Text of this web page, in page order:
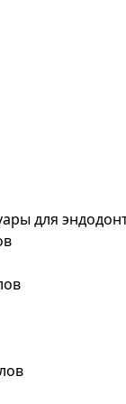
для